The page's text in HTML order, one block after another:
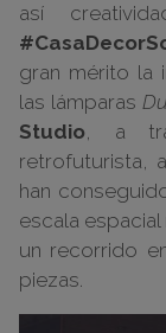
así
gran mérito la
las lámparas
Studio, a
retrofuturista,
han
escala
un recorrido
piezas.